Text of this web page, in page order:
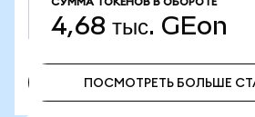
4,68 тыс. GEon
ПОСМОТРЕТЬ БОЛЬШЕ